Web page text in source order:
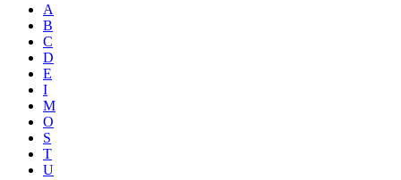
A
B
C
D
E
I
M
O
S
T
U